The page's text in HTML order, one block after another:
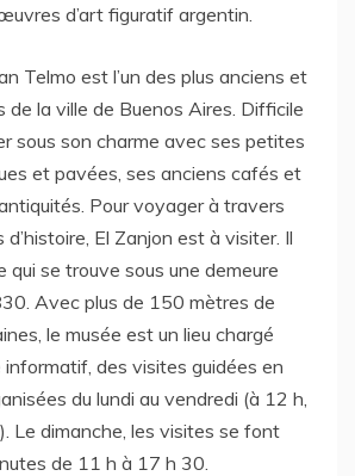
d’art figuratif argentin.
Telmo est l’un des plus anciens et
de la ville de Buenos Aires. Difficile
sous son charme avec ses petites
et pavées, ses anciens cafés et
Pour voyager à travers
El Zanjon est à visiter. Il
qui se trouve sous une demeure
Avec plus de 150 mètres de
le musée est un lieu chargé
informatif, des visites guidées en
du lundi au vendredi (à 12 h,
Le dimanche, les visites se font
de 11 h à 17 h 30.